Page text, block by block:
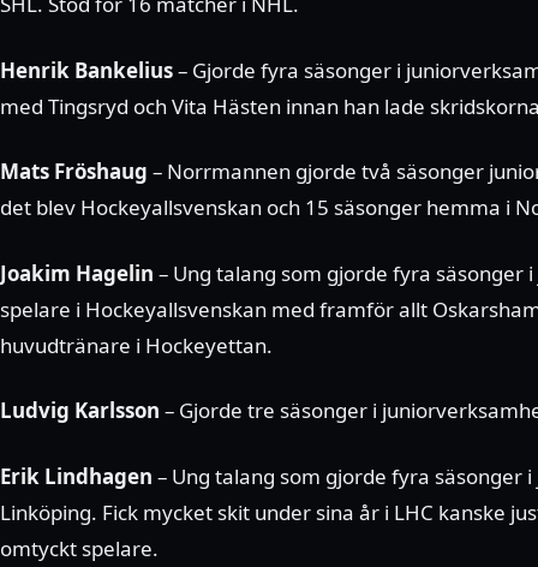
Henrik Bankelius– Gjorde fyra säsonger i
med Tingsryd och Vita Hästen innan han lade
Mats Fröshaug – Norrmannen gjorde två säsonger
det blev Hockeyallsvenskan och 15 säsonger hemma i
Joakim Hagelin – Ung talang som gjorde fyra
spelare i Hockeyallsvenskan med framför allt
huvudtränare i Hockeyettan.
Ludvig Karlsson – Gjorde tre säsonger i
Erik Lindhagen – Ung talang som gjorde fyra säsonger
Linköping. Fick mycket skit under sina år i LHC kanske
omtyckt spelare.